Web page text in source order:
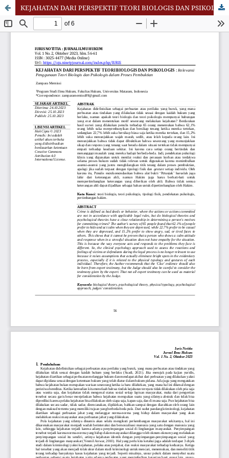
KEJAHATAN DARI PERSPEKTIF TEORI BIOLOGIS DAN PSIKOLOGIS : Relevansi Penggunaan Teori Biologis dan Psikologis dalam Proses Pembuktian